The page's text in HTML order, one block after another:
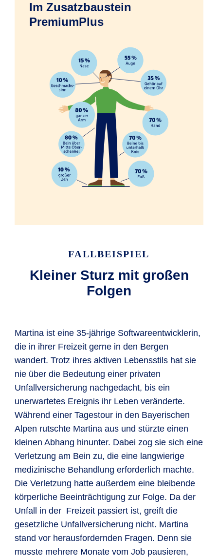
Erfrierungen infolge eines Unfalls
Im Zusatzbaustein
PremiumPlus
FALLBEISPIEL
Kleiner Sturz mit großen
Folgen
Martina ist eine 35-jährige Softwareentwicklerin,
die in ihrer Freizeit gerne in den Bergen
wandert. Trotz ihres aktiven Lebensstils hat sie
nie über die Bedeutung einer privaten
Unfallversicherung nachgedacht, bis ein
unerwartetes Ereignis ihr Leben veränderte.
Während einer Tagestour in den Bayerischen
Alpen rutschte Martina aus und stürzte einen
kleinen Abhang hinunter. Dabei zog sie sich eine
Verletzung am Bein zu, die eine langwierige
medizinische Behandlung erforderlich machte.
Die Verletzung hatte außerdem eine bleibende
körperliche Beeinträchtigung zur Folge. Da der
Unfall in der Freizeit passiert ist, greift die
gesetzliche Unfallversicherung nicht. Martina
stand vor herausfordernden Fragen. Denn sie
musste mehrere Monate vom Job pausieren,